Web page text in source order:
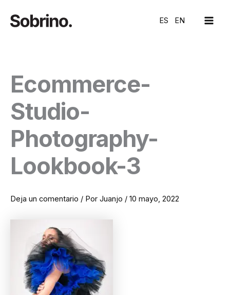
contenido
ES EN
Ecommerce-
Studio-
Photography-
Lookbook-3
Deja un comentario / Por Juanjo / 10 mayo, 2022